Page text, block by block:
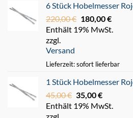
6 Stück Hobelmesser
220,00€ Ursprünglicher
Preis
180,00€
Preis
Enthält 19% MwSt.
zzgl.
Versand
Lieferzeit: sofort lieferbar
1 Stück Hobelmesser
45,00€ Ursprünglicher
Preis
35,00€Aktueller
Preis
Enthält 19% MwSt.